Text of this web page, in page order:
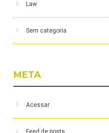
Law
Sem categoria
META
Acessar
Feed de posts